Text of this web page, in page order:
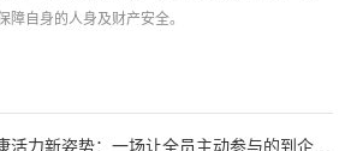
障自身的人身及财产安全。
活力新姿势：一场让全员主动参与的到企健